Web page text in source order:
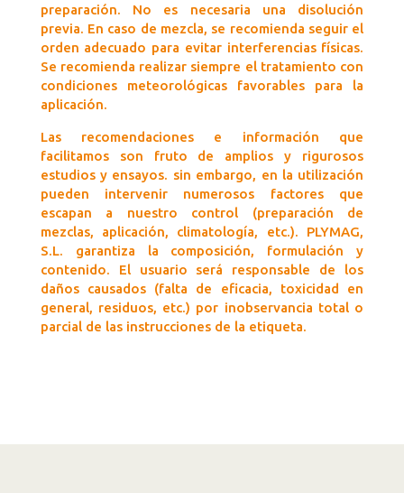
preparación. No es necesaria una disolución
previa. En caso de mezcla, se recomienda seguir el
orden adecuado para evitar interferencias físicas.
Se recomienda realizar siempre el tratamiento con
condiciones meteorológicas favorables para la
aplicación.
Las recomendaciones e información que
facilitamos son fruto de amplios y rigurosos
estudios y ensayos. sin embargo, en la utilización
pueden intervenir numerosos factores que
escapan a nuestro control (preparación de
mezclas, aplicación, climatología, etc.). PLYMAG,
S.L. garantiza la composición, formulación y
contenido. El usuario será responsable de los
daños causados (falta de eficacia, toxicidad en
general, residuos, etc.) por inobservancia total o
parcial de las instrucciones de la etiqueta.